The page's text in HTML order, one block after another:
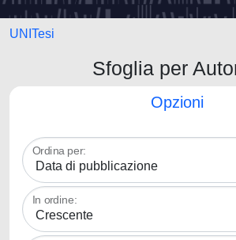
UNITesi
Sfoglia per
Opzioni
Ordina per:
In ordine: